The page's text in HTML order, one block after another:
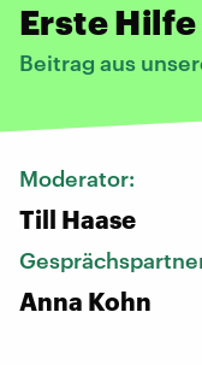
Erste
Beitrag aus
Moderator:
Till Haase
Anna Kohn